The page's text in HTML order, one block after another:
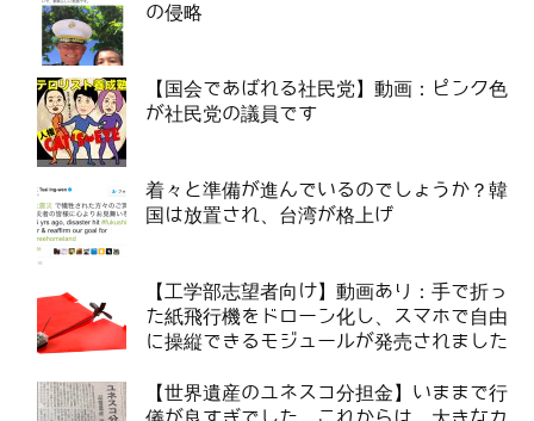
の侵略
【国会であばれる社民党】動画：ピンク色
が社民党の議員です
着々と準備が進んでいるのでしょうか？韓
国は放置され、台湾が格上げ
【工学部志望者向け】動画あり：手で折っ
た紙飛行機をドローン化し、スマホで自由
に操縦できるモジュールが発売されました
【世界遺産のユネスコ分担金】いままで行